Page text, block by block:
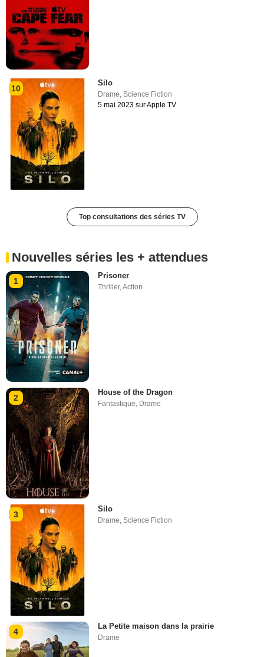
10
Silo
Drame,Science Fiction
5 mai 2023 sur Apple TV
Top consultations des séries TV
Nouvelles séries les + attendues
1
Prisoner
Thriller,Action
2
House of the Dragon
Fantastique, Drame
3
Silo
Drame,Science Fiction
4
La Petite maison dans la prairie
Drame